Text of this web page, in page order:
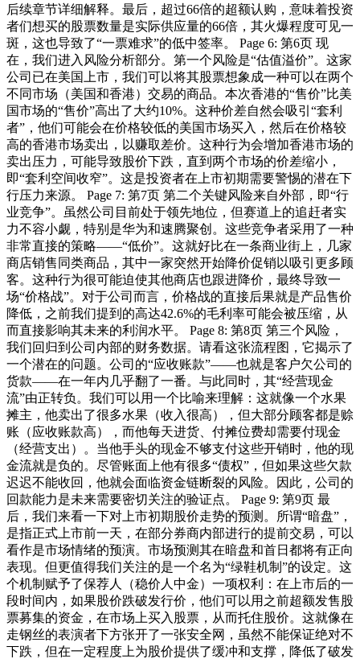
后续章节详细解释。最后，超过66倍的超额认购，意味着投资
者们想买的股票数量是实际供应量的66倍，其火爆程度可见一
斑，这也导致了“一票难求”的低中签率。 Page 6: 第6页 现
在，我们进入风险分析部分。第一个风险是“估值溢价”。这家
公司已在美国上市，我们可以将其股票想象成一种可以在两个
不同市场（美国和香港）交易的商品。本次香港的“售价”比美
国市场的“售价”高出了大约10%。这种价差自然会吸引“套利
者”，他们可能会在价格较低的美国市场买入，然后在价格较
高的香港市场卖出，以赚取差价。这种行为会增加香港市场的
卖出压力，可能导致股价下跌，直到两个市场的价差缩小，
即“套利空间收窄”。这是投资者在上市初期需要警惕的潜在下
行压力来源。 Page 7: 第7页 第二个关键风险来自外部，即“行
业竞争”。虽然公司目前处于领先地位，但赛道上的追赶者实
力不容小觑，特别是华为和速腾聚创。这些竞争者采用了一种
非常直接的策略——“低价”。这就好比在一条商业街上，几家
商店销售同类商品，其中一家突然开始降价促销以吸引更多顾
客。这种行为很可能迫使其他商店也跟进降价，最终导致一
场“价格战”。对于公司而言，价格战的直接后果就是产品售价
降低，之前我们提到的高达42.6%的毛利率可能会被压缩，从
而直接影响其未来的利润水平。 Page 8: 第8页 第三个风险，
我们回归到公司内部的财务数据。请看这张流程图，它揭示了
一个潜在的问题。公司的“应收账款”——也就是客户欠公司的
货款——在一年内几乎翻了一番。与此同时，其“经营现金
流”由正转负。我们可以用一个比喻来理解：这就像一个水果
摊主，他卖出了很多水果（收入很高），但大部分顾客都是赊
账（应收账款高），而他每天进货、付摊位费却需要付现金
（经营支出）。当他手头的现金不够支付这些开销时，他的现
金流就是负的。尽管账面上他有很多“债权”，但如果这些欠款
迟迟不能收回，他就会面临资金链断裂的风险。因此，公司的
回款能力是未来需要密切关注的验证点。 Page 9: 第9页 最
后，我们来看一下对上市初期股价走势的预测。所谓“暗盘”，
是指正式上市前一天，在部分券商内部进行的提前交易，可以
看作是市场情绪的预演。市场预测其在暗盘和首日都将有正向
表现。但更值得我们关注的是一个名为“绿鞋机制”的设定。这
个机制赋予了保荐人（稳价人中金）一项权利：在上市后的一
段时间内，如果股价跌破发行价，他们可以用之前超额发售股
票募集的资金，在市场上买入股票，从而托住股价。这就像在
走钢丝的表演者下方张开了一张安全网，虽然不能保证绝对不
下跌，但在一定程度上为股价提供了缓冲和支撑，降低了破发